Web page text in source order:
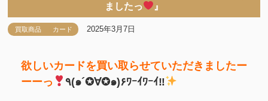
ましたっ
』
買取商品 カード 2025年3月7日
欲しいカードを買い取らせていただきましたー
ーーっ
٩(๑´✪∀✪๑)۶ﾜｰｲﾜｰｲ‼